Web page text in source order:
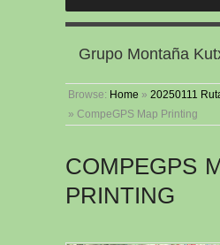
Grupo Montaña
Browse: Home » 20250111
» CompeGPS Map Printing
COMPEGPS
PRINTING